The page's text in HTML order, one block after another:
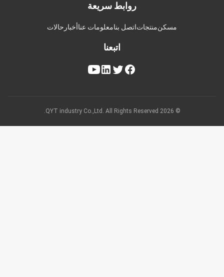
روابط سريعة
مسكنمنتجاتاتصل بنامعلومات عناأخبارحالات